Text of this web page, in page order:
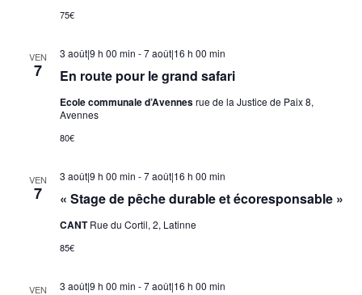
75€
VEN
7 En route pour le grand safari
3 août|9 h 00 min -7 août|16 h 00 min
Ecole communale d’Avennesrue de la Justice de Paix 8,
Avennes
80€
VEN
7 « Stage de pêche durable et écoresponsable »
3 août|9 h 00 min -7 août|16 h 00 min
CANTRue du Cortil, 2, Latinne
85€
VEN 3 août|9 h 00 min -7 août|16 h 00 min